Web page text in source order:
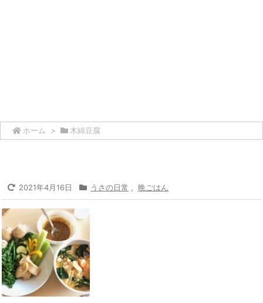
ホーム > 木綿豆腐
2021年4月16日 うさの日常 晩ごはん